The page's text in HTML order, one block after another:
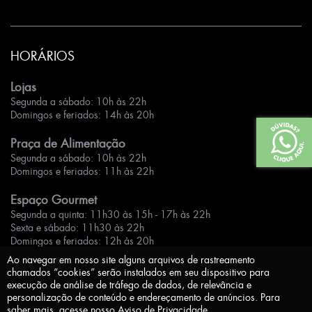
HORÁRIOS
Lojas
Segunda a sábado: 10h às 22h
Domingos e feriados: 14h às 20h
Praça de Alimentação
Segunda a sábado: 10h às 22h
Domingos e feriados: 11h às 22h
Espaço Gourmet
Segunda a quinta: 11h30 às 15h - 17h às 22h
Sexta e sábado: 11h30 às 22h
Domingos e feriados: 12h às 20h
Ao navegar em nosso site alguns arquivos de rastreamento
chamados “cookies” serão instalados em seu dispositivo para
execução de análise de tráfego de dados, de relevância e
personalização de conteúdo e endereçamento de anúncios. Para